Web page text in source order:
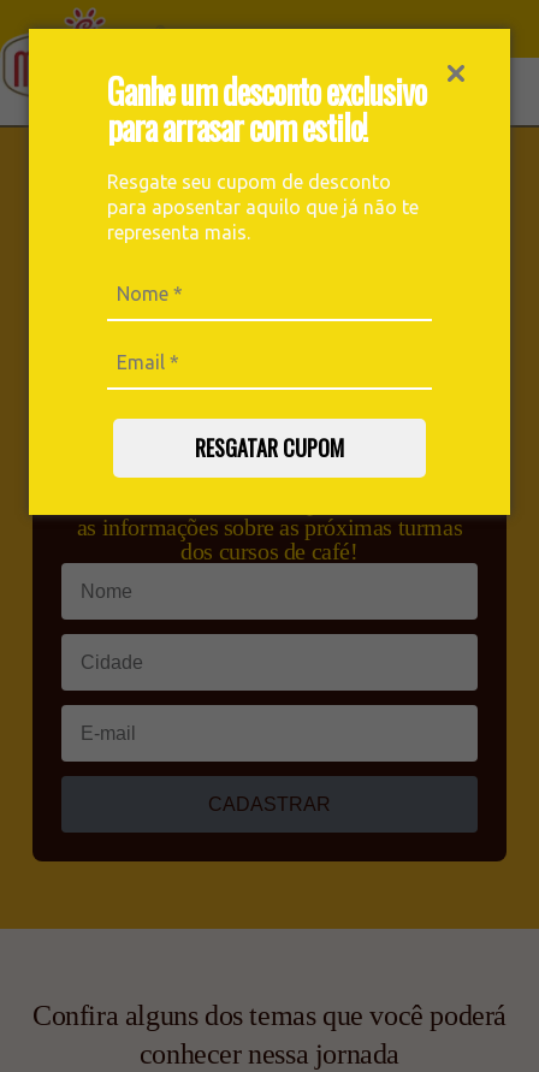
Ganhe um desconto exclusivo
para arrasar com estilo!
Resgate seu cupom de desconto
para aposentar aquilo que já não te
representa mais.
RESGATAR CUPOM
Cursos e Treinamentos
quer empreender, se capacitar ou se aprofundar no
Insumos para prática
as informações sobre as próximas turmas
dos cursos de café!
CADASTRAR
Confira alguns dos temas que você poderá
conhecer nessa jornada